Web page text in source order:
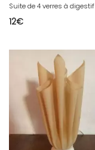
Suite de 4 verres à digestif
12€